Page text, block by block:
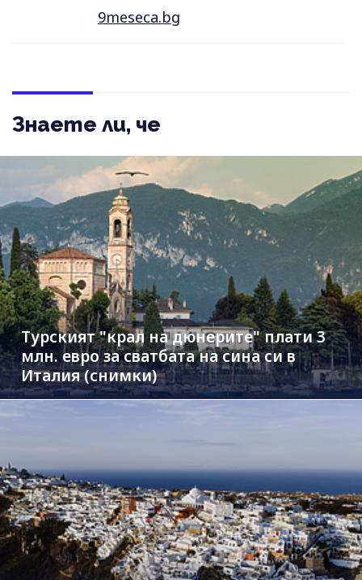
9meseca.bg
Знаете ли, че
Турският "крал на дюнерите" плати 3
млн. евро за сватбата на сина си в
Италия (снимки)